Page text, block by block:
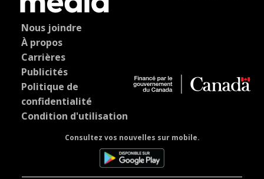
Nous joindre
À propos
Carrières
Publicités
Politique de
confidentialité
Condition d'utilisation
Consultez vos nouvelles sur mobile.